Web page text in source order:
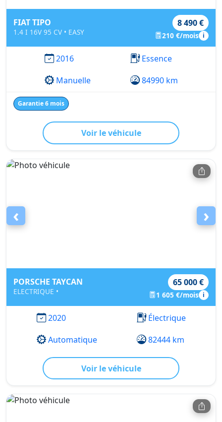
FIAT TIPO
1.4 I 16V 95 CV • EASY
8 490 €
210 €/mois i
2016
Essence
Manuelle
84990 km
Garantie 6 mois
Voir le véhicule
‹ ›
PORSCHE TAYCAN
ELECTRIQUE •
65 000 €
1 605 €/mois i
2020
Électrique
Automatique
82444 km
Voir le véhicule